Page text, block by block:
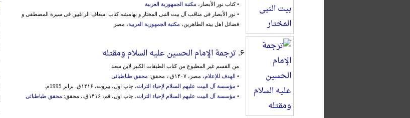
• کتاب نور الأبصار، مکتبة الجمهوریة العربیة
• نور الأبصار فی مناقب آل بیت النبی المختار و بهامشه کتاب اسعاف الراغبین فی سیرة المصطفی و
فضائل اهل بیته الطاهرین، مکتبة الجمهوریة العربیة، مصر
۶. ترجمة الإمام الحسین علیه السلام ومقتله
من القسم غیر المطبوع من کتاب الطبقات الکبیر لابن سعد
• الهدف للإعلام، مصر، ۱۴۰۷ق.، محقق:
محقق طباطبائی
• مؤسسة آل البیت علیهم السلام لإحیاء التراث، چاپ اول، بیروت، ۱۴۱۶ق. برابر 1995م.
• مؤسسة آل البیت علیهم السلام لإحیاء التراث، چاپ اول، قم، ۱۴۱۶ق.، محقق: محقق طباطبائی